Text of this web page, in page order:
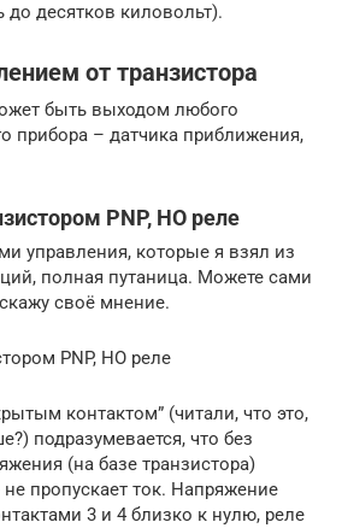
десятков киловольт).
от транзистора
быть выходом любого
прибора – датчика приближения,
PNP, НО реле
управления, которые я взял из
полная путаница. Можете сами
своё мнение.
PNP, НО реле
контактом” (читали, что это,
подразумевается, что без
(на базе транзистора)
пропускает ток. Напряжение
3 и 4 близко к нулю, реле